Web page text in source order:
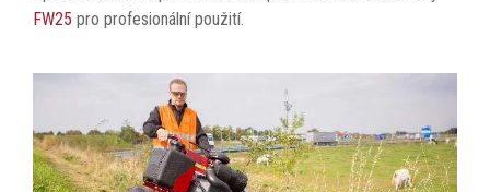
FW25 pro profesionální použití.